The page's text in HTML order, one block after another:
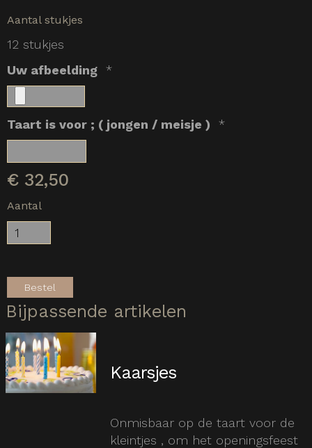
Aantal stukjes
12 stukjes
Uw afbeelding *
Taart is voor ; ( jongen / meisje ) *
€ 32,50
Aantal
Bestel
Bijpassende artikelen
Kaarsjes
Onmisbaar op de taart voor de
kleintjes , om het openingsfeest